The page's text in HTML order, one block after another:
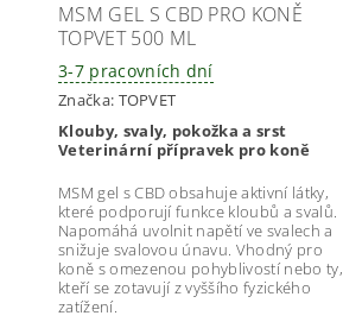
MSM GEL S CBD PRO KONĚ
TOPVET 500 ML
3-7 pracovních dní
Značka: TOPVET
Klouby, svaly, pokožka a srst
Veterinární přípravek pro koně
MSM gel s CBD obsahuje aktivní látky,
které podporují funkce kloubů a svalů.
Napomáhá uvolnit napětí ve svalech a
snižuje svalovou únavu. Vhodný pro
koně s omezenou pohyblivostí nebo ty,
kteří se zotavují z vyššího fyzického
zatížení.